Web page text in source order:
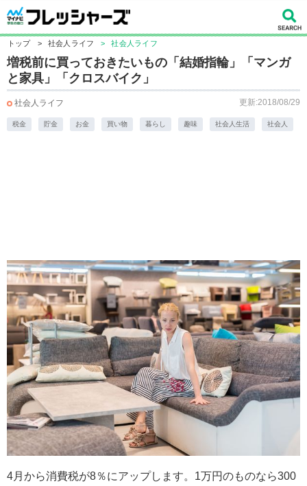
トップ > 社会人ライフ > 社会人ライフ
増税前に買っておきたいもの「結婚指輪」「マンガ
と家具」「クロスバイク」
社会人ライフ 更新:2018/08/29
税金 貯金 お金 買い物 暮らし 趣味 社会人生活 社会人
4月から消費税が8％にアップします。1万円のものなら300